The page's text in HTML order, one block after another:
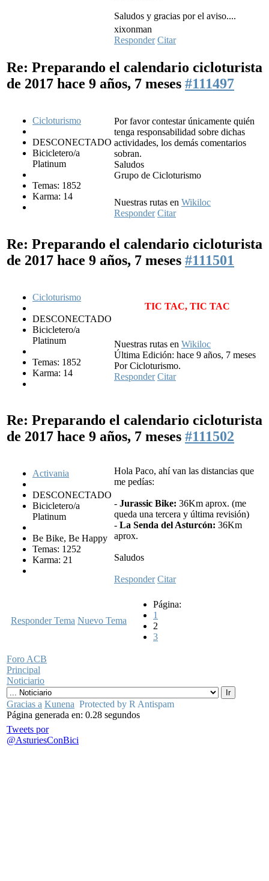
Saludos y gracias por el aviso....
xixonman
Responder Citar
Re: Preparando el calendario cicloturista
de 2017 hace 9 años, 7 meses #111497
Cicloturismo
DESCONECTADO
Bicicletero/a
Platinum
Temas: 1852
Karma: 14
Por favor contestar únicamente quién
tenga responsabilidad sobre dichas
actividades, los demás comentarios
sobran.
Saludos
Grupo de Cicloturismo
Nuestras rutas en Wikiloc
Responder Citar
Re: Preparando el calendario cicloturista
de 2017 hace 9 años, 7 meses #111501
Cicloturismo
DESCONECTADO
Bicicletero/a
Platinum
Temas: 1852
Karma: 14
TIC TAC, TIC TAC
Nuestras rutas en Wikiloc
Última Edición: hace 9 años, 7 meses
Por Cicloturismo.
Responder Citar
Re: Preparando el calendario cicloturista
de 2017 hace 9 años, 7 meses #111502
Activania
DESCONECTADO
Bicicletero/a
Platinum
Be Bike, Be Happy
Temas: 1252
Karma: 21
Hola Paco, ahí van las distancias que
me pedías:
- Jurassic Bike: 36Km aprox. (me
queda una tercera y última revisión)
- La Senda del Asturcón: 36Km
aprox.
Saludos
Responder Citar
Responder Tema Nuevo Tema
Página:
1
2
3
Foro ACB
Principal
Noticiario
Gracias a Kunena Protected by R Antispam
Página generada en: 0.28 segundos
Tweets por
@AsturiesConBici